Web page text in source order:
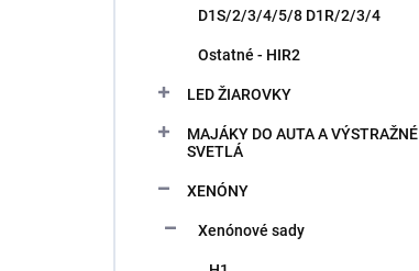
D1S/2/3/4/5/8 D1R/2/3/4
Ostatné - HIR2
LED ŽIAROVKY
MAJÁKY DO AUTA A VÝSTRAŽNÉ
SVETLÁ
XENÓNY
Xenónové sady